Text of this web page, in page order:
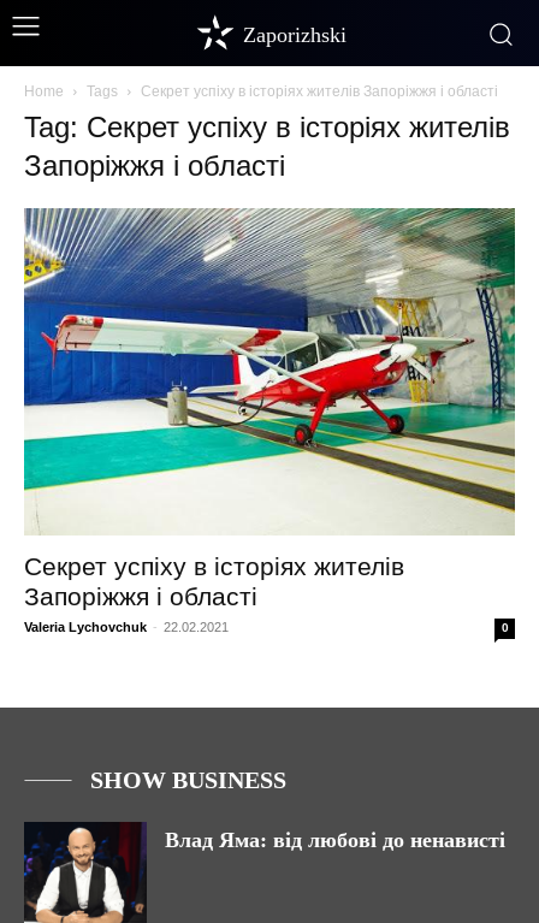
Zaporizhski
Home Tags Секрет успіху в історіях жителів Запоріжжя і області
Tag: Секрет успіху в історіях жителів
Запоріжжя і області
Секрет успіху в історіях жителів
Запоріжжя і області
Valeria Lychovchuk - 22.02.2021 0
SHOW BUSINESS
Влад Яма: від любові до ненависті